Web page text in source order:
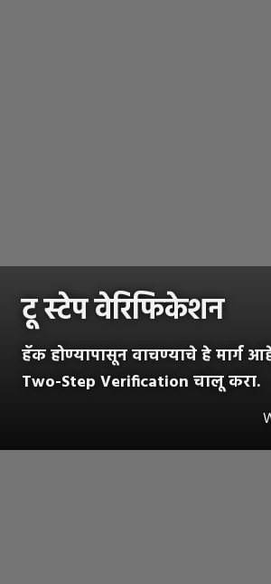
टू स्टेप वेरिफिकेशन
हॅक होण्यापासून वाचण्याचे हे मार्ग
Two-Step Verification चालू करा.